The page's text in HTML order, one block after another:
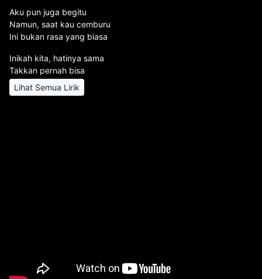
Aku pun juga begitu
Namun, saat kau cemburu
Ini bukan rasa yang biasa
Inikah kita, hatinya sama
Takkan pernah bisa
Lihat Semua Lirik